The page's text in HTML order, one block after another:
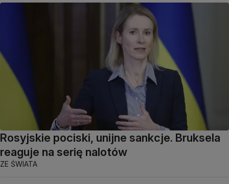
Rosyjskie pociski, unijne sankcje. Bruksela
reaguje na serię nalotów
ZE ŚWIATA